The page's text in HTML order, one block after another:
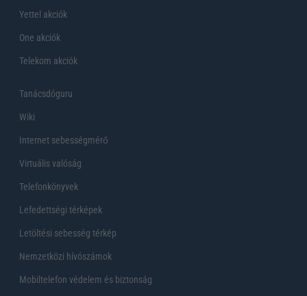
Yettel akciók
One akciók
Telekom akciók
Tanácsdóguru
Wiki
Internet sebességmérő
Virtuális valóság
Telefonkönyvek
Lefedettségi térképek
Letöltési sebesség térkép
Nemzetközi hívószámok
Mobiltelefon védelem és biztonság